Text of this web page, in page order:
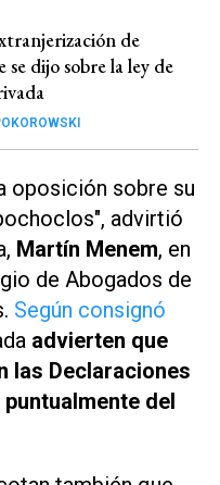
de
se dijo sobre la ley de
oposición sobre su
advirtió
Martín Menem, en
de Abogados de
Según consignó
advierten que
las Declaraciones
del